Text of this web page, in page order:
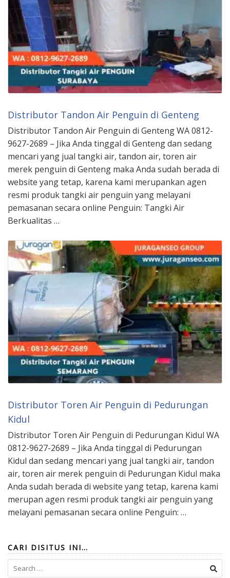
Distributor Tandon Air Penguin di Genteng
Distributor Tandon Air Penguin di Genteng WA 0812-
9627-2689 – Jika Anda tinggal di Genteng dan sedang
mencari yang jual tangki air, tandon air, toren air
merek penguin di Genteng maka Anda sudah berada di
website yang tetap, karena kami merupankan agen
resmi produk tangki air penguin yang melayani
pemasanan secara online Penguin: Tangki Air
Berkualitas …
Distributor Toren Air Penguin di Pedurungan
Kidul
Distributor Toren Air Penguin di Pedurungan Kidul WA
0812-9627-2689 – Jika Anda tinggal di Pedurungan
Kidul dan sedang mencari yang jual tangki air, tandon
air, toren air merek penguin di Pedurungan Kidul maka
Anda sudah berada di website yang tetap, karena kami
merupan agen resmi produk tangki air penguin yang
melayani pemasanan secara online Penguin: …
CARI DISITUS INI…
Search
for: